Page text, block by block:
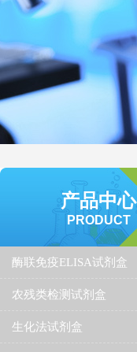
产品中心
PRODUCT
酶联免疫ELISA试剂盒
农残类检测试剂盒
生化法试剂盒